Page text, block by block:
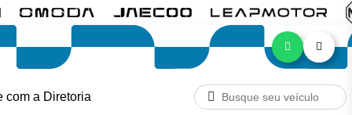
com a Diretoria